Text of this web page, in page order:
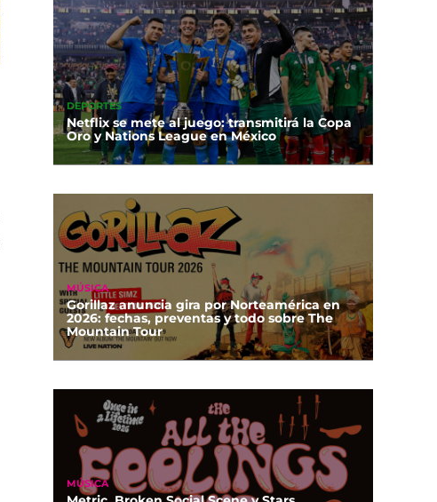
DEPORTES
Netflix se mete al juego: transmitirá la Copa
Oro y Nations League en México
MÚSICA
Gorillaz anuncia gira por Norteamérica en
2026: fechas, preventas y todo sobre The
Mountain Tour
MÚSICA